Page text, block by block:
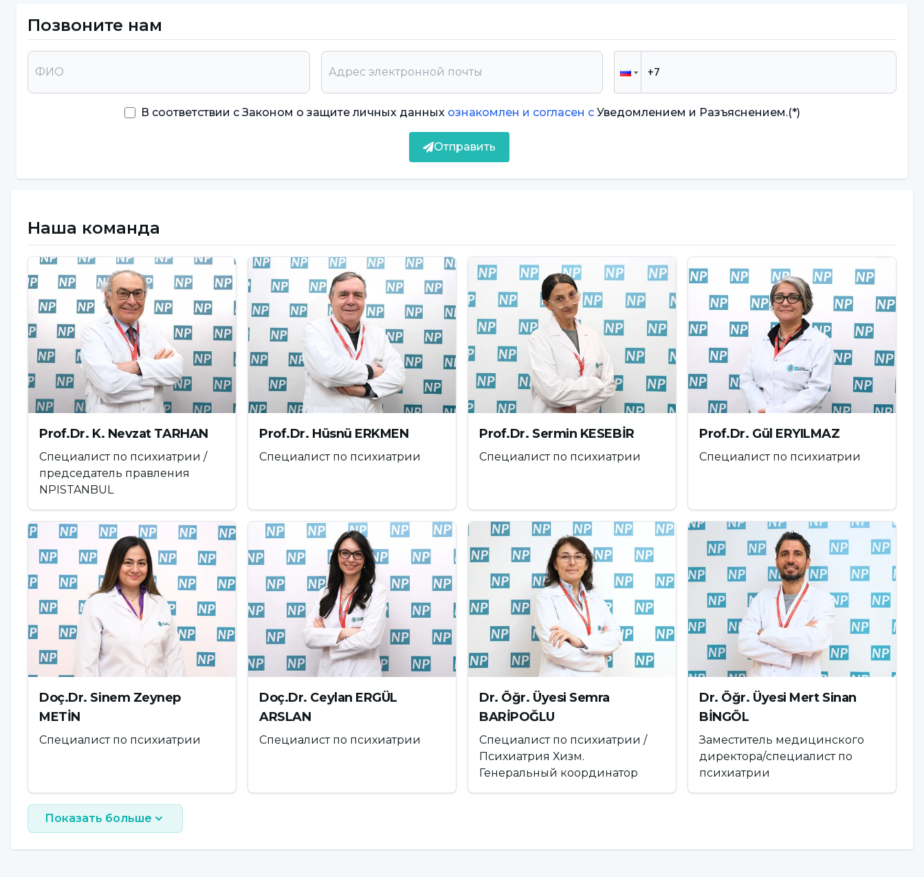
"Подобно алкогольной и наркотической зависимости, зависимость, развивающаяся в
результате чрезмерного и постоянного использования интернета и социальных сетей, может
привести к различным проблемам адаптации, а также к таким проблемам, как расстройства
настроения и нарушения восприятия. При развитии зависимости, как и у людей, зависимых от
психоактивных веществ, развивается толерантность, постепенно увеличивается доза
употребления, ощущается ломка при невозможности ее достичь, человек становится
напряженным и раздражительным, а объект зависимости постоянно находится в поисковом
поведении. По этой причине мы можем с легкостью сказать, что использование технологий,
браку и семейной жизни".
В среднем пользователи тратят на социальные сети 3
часа в день
"Исследования показывают, что пользователи тратят на эти социальные сети в среднем 1-3 часа
в день", - сказал Чигдем Демирсой и продолжил свои слова следующим образом:
"Это означает, что столько времени теряется каждый день из того времени, которое должно
быть выделено для семейного общения с супругами и детьми. Помимо работы, обязанностей
времени, если вычесть время, которое необходимо проводить вместе с семьей по вечерам,
особенно если вы живете в большом городе, и время, потраченное на дорогу домой. Связь
между людьми может быть укреплена только благодаря позитивному общению. Данные
исследований говорят о том, что на укрепление семейных уз остается недостаточно времени.
Семейные отношения играют важную роль в развитии
зависимости
Когда общение и обмен опытом между супругами уменьшается, узы ослабевают, когда
общения нет, проблемы, возникающие в естественном течении жизни, остаются
нерешенными, и постепенное отдаление и отчуждение становятся неизбежными. Если
супруги проводят больше времени в отдельных социальных сетях, чем вместе, вместо того
чтобы проводить время друг с другом и вместе развлекаться, значит, проблема существует.
Архитектор семьи - это родители, и родители должны быть примером для детей и подростков,
подростками, страдающими интернет-зависимостью, и выяснилось, что те, кто улучшил свои
отношения с членами семьи, также уменьшили свою зависимость. Это означает, что
удовлетворение духовных потребностей и установление близких отношений в семье
оказывают снижающее влияние на зависимость".
Позвоните нам
В соответствии с Законом о защите личных данныхознакомлен и согласен с Уведомлением и Разъяснением.(*)
Отправить
Наша команда
Prof.Dr. K. Nevzat TARHAN
Специалист по психиатрии /
председатель правления
NPISTANBUL
Prof.Dr. Hüsnü ERKMEN
Специалист по психиатрии
Prof.Dr. Sermin KESEBİR
Специалист по психиатрии
Prof.Dr. Gül ERYILMAZ
Специалист по психиатрии
Doç.Dr. Sinem Zeynep
METİN
Специалист по психиатрии
Doç.Dr. Ceylan ERGÜL
ARSLAN
Специалист по психиатрии
Dr. Öğr. Üyesi Semra
BARİPOĞLU
Специалист по психиатрии /
Психиатрия Хизм.
Генеральный координатор
Dr. Öğr. Üyesi Mert Sinan
BİNGÖL
Заместитель медицинского
директора/специалист по
психиатрии
Показать больше